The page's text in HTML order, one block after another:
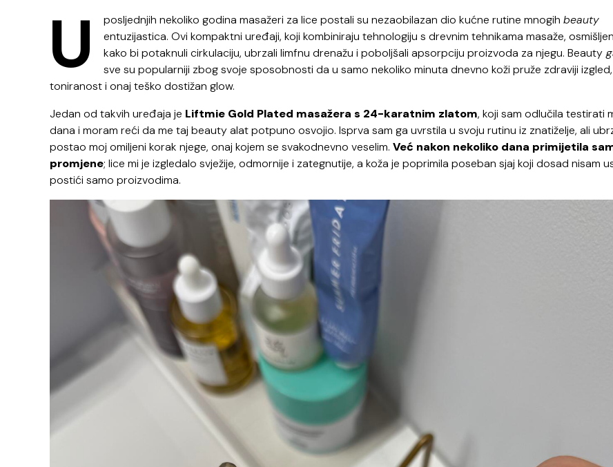
U posljednjih nekoliko godina masažeri za lice postali su nezaobilazan dio kućne rutine mnogih beauty
entuzijastica. Ovi kompaktni uređaji, koji kombiniraju tehnologiju s drevnim tehnikama masaže,
kako bi potaknuli cirkulaciju, ubrzali limfnu drenažu i poboljšali apsorpciju proizvoda za njegu. Beauty
sve su popularniji zbog svoje sposobnosti da u samo nekoliko minuta dnevno koži pruže zdraviji
toniranost i onaj teško dostižan glow.
Jedan od takvih uređaja je Liftmie Gold Plated masažera s 24-karatnim zlatom, koji sam odlučila testirati
dana i moram reći da me taj beauty alat potpuno osvojio. Isprva sam ga uvrstila u svoju rutinu iz znatiželje, ali
postao moj omiljeni korak njege, onaj kojem se svakodnevno veselim. Već nakon nekoliko dana primijetila
promjene; lice mi je izgledalo svježije, odmornije i zategnutije, a koža je poprimila poseban sjaj koji dosad nisam
postići samo proizvodima.